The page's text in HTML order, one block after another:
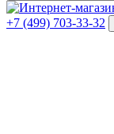
+7 (499) 703-33-32